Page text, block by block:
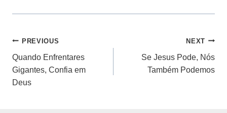
Navegação
de
artigos
PREVIOUS
Quando Enfrentares
Gigantes, Confia em
Deus
NEXT
Se Jesus Pode, Nós
Também Podemos